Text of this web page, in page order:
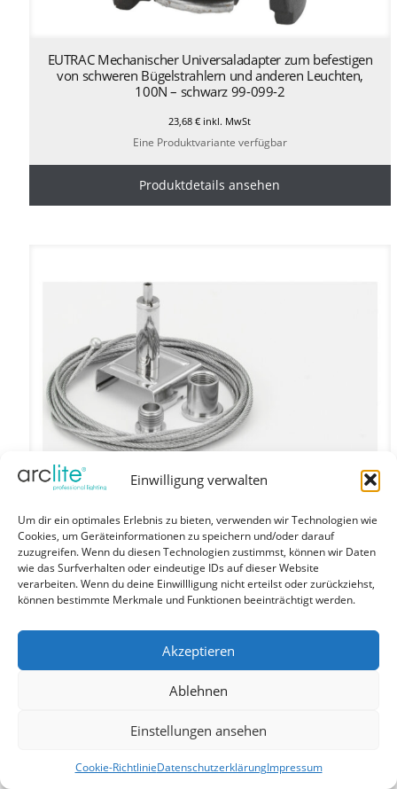
Einwilligung verwalten
Um dir ein optimales Erlebnis zu bieten, verwenden wir Technologien wie
Cookies, um Geräteinformationen zu speichern und/oder darauf
zuzugreifen. Wenn du diesen Technologien zustimmst, können wir Daten
wie das Surfverhalten oder eindeutige IDs auf dieser Website
verarbeiten. Wenn du deine Einwillligung nicht erteilst oder zurückziehst,
können bestimmte Merkmale und Funktionen beeinträchtigt werden.
Akzeptieren
Ablehnen
Einstellungen ansehen
Cookie-RichtlinieDatenschutzerklärungImpressum
EUTRAC Mechanischer Universaladapter zum befestigen
von schweren Bügelstrahlern und anderen Leuchten,
100N – schwarz 99-099-2
23,68€ inkl. MwSt
Eine Produktvariante verfügbar
Produktdetails ansehen
Seilabhängung für EUTRAC geeignet für 3-Phasen
Aufbauschiene, inkl. Pendelclip, Stahlseil und
Deckenbefestigung 3000 mm – silber AA1100106
18,09€inkl. MwSt